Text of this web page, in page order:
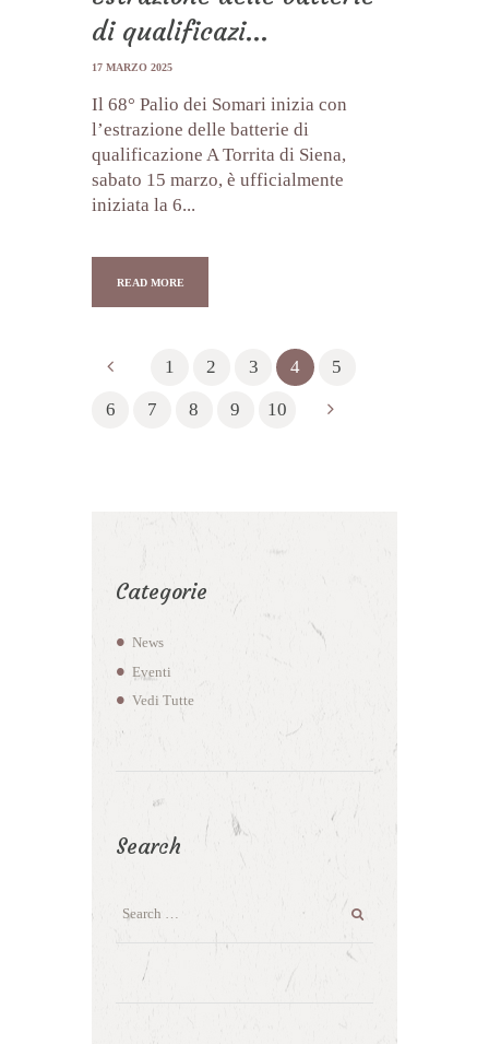
di qualificazi...
17 MARZO 2025
Il 68° Palio dei Somari inizia con
l’estrazione delle batterie di
qualificazione A Torrita di Siena,
sabato 15 marzo, è ufficialmente
iniziata la 6...
READ MORE
1 2 3 4 5
6 7 8 9 10
Categorie
News
Eventi
Vedi Tutte
Search